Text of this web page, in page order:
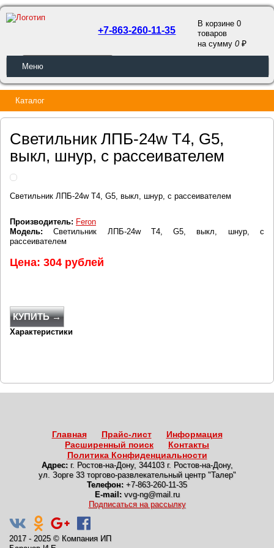
ОБРАТНЫЙ ЗВОНОК
+7-863-260-11-35
В корзине 0
товаров
на сумму0
Меню
Каталог
Светильник ЛПБ-24w Т4, G5,
выкл, шнур, с рассеивателем
Светильник ЛПБ-24w Т4, G5, выкл, шнур, с рассеивателем
Производитель: Feron
Модель: Светильник ЛПБ-24w Т4, G5, выкл, шнур, с
рассеивателем
Цена: 304 рублей
КУПИТЬ →
Характеристики
Главная Прайс-лист
Информация
Расширенный поиск
Контакты
Политика Конфиденциальности
Адрес: г. Ростов-на-Дону, 344103 г. Ростов-на-Дону,
ул. Зорге 33 торгово-развлекательный центр "Талер"
Телефон: +7-863-260-11-35
E-mail: vvg-ng@mail.ru
Подписаться на рассылку
2017 - 2025 © Компания ИП